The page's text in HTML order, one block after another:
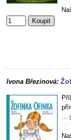
Ivona Březinová:
...